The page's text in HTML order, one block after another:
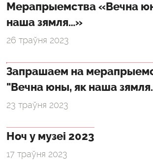
Мерапрыемства «Вечна
наша зямля…»
26 траўня 2023
Запрашаем на
"Вечна юны, як наша
23 траўня 2023
Ноч у музеі 2023
17 траўня 2023